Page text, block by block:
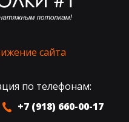
сайта
по телефонам:
+7 (918) 660-00-17